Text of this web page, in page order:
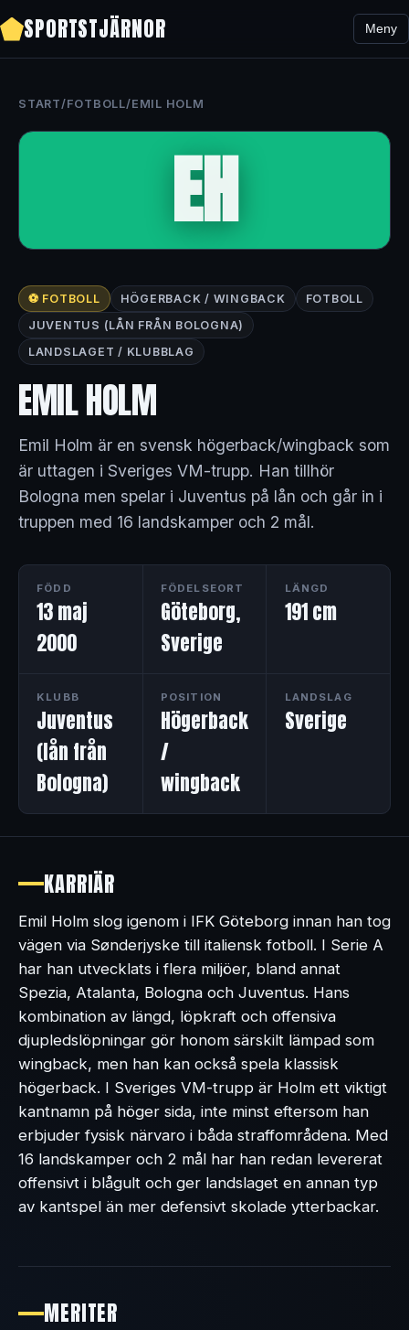
SPORTSTJÄRNOR Meny
START/FOTBOLL/EMIL HOLM
EH
⚽ FOTBOLL HÖGERBACK / WINGBACK
FOTBOLL
JUVENTUS (LÅN FRÅN BOLOGNA)
LANDSLAGET / KLUBBLAG
EMIL HOLM
Emil Holm är en svensk högerback/wingback som
är uttagen i Sveriges VM-trupp. Han tillhör
Bologna men spelar i Juventus på lån och går in i
truppen med 16 landskamper och 2 mål.
FÖDD
13 maj
2000
FÖDELSEORT
Göteborg,
Sverige
LÄNGD
191 cm
KLUBB
Juventus
(lån från
Bologna)
POSITION
Högerback
/
wingback
LANDSLAG
Sverige
KARRIÄR
Emil Holm slog igenom i IFK Göteborg innan han tog
vägen via Sønderjyske till italiensk fotboll. I Serie A
har han utvecklats i flera miljöer, bland annat
Spezia, Atalanta, Bologna och Juventus. Hans
kombination av längd, löpkraft och offensiva
djupledslöpningar gör honom särskilt lämpad som
wingback, men han kan också spela klassisk
högerback. I Sveriges VM-trupp är Holm ett viktigt
kantnamn på höger sida, inte minst eftersom han
erbjuder fysisk närvaro i båda straffområdena. Med
16 landskamper och 2 mål har han redan levererat
offensivt i blågult och ger landslaget en annan typ
av kantspel än mer defensivt skolade ytterbackar.
MERITER